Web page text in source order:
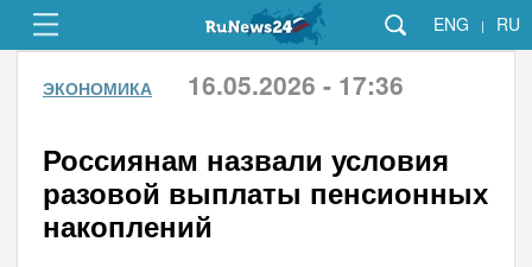
ENG | RU
ЭКОНОМИКА 16.05.2026 - 17:36
Россиянам назвали условия
разовой выплаты пенсионных
накоплений